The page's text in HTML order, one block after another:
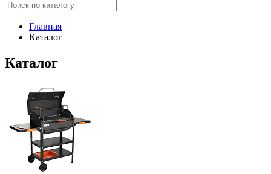
Главная
Каталог
Каталог